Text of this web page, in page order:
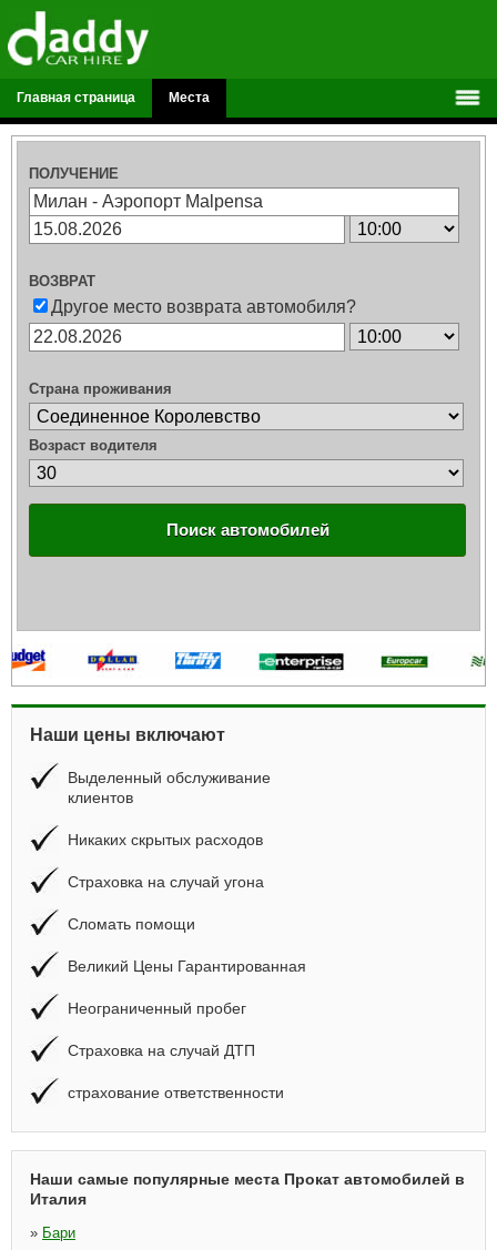
Главная страница Места
ПОЛУЧЕНИЕ
ВОЗВРАТ
Другое место возврата автомобиля?
Страна проживания
Возраст водителя
Поиск автомобилей
Наши цены включают
Выделенный обслуживание
клиентов
Никаких скрытых расходов
Страховка на случай угона
Сломать помощи
Великий Цены Гарантированная
Неограниченный пробег
Страховка на случай ДТП
страхование ответственности
Наши самые популярные места Прокат автомобилей в
Италия
» Бари